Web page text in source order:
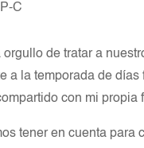
C
de tratar a
a la temporada de
con mi propia
tener en cuenta